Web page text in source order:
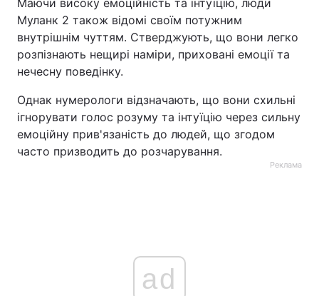
Маючи високу емоційність та інтуїцію, люди
Муланк 2 також відомі своїм потужним
внутрішнім чуттям. Стверджують, що вони легко
розпізнають нещирі наміри, приховані емоції та
нечесну поведінку.
Однак нумерологи відзначають, що вони схильні
ігнорувати голос розуму та інтуїцію через сильну
емоційну прив'язаність до людей, що згодом
часто призводить до розчарування.
Реклама
ad